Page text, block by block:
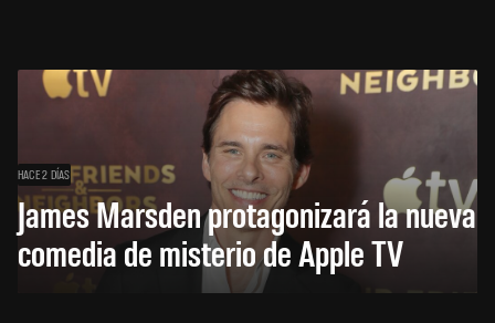
HACE 2 DÍAS
James Marsden protagonizará la nueva
comedia de misterio de Apple TV